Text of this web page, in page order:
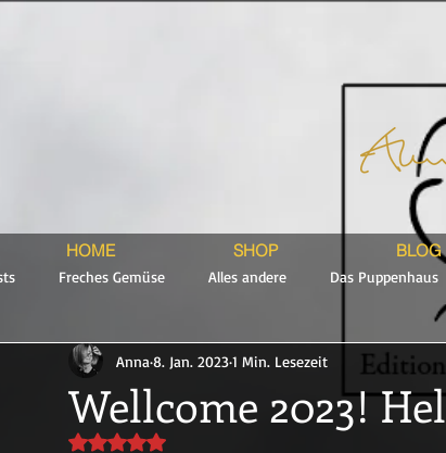
HOME SHOP BLOG
Freches Gemüse Alles andere Das Puppenhaus
Backstage me Puppenhaus 2ter Teil
Wellcome 2023!
Anna 8. Jan. 20231 Min. Lesezeit
Mit NaN von 5 Sternen bewertet.